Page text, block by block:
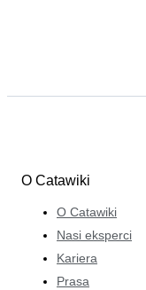
O Catawiki
O Catawiki
Nasi eksperci
Kariera
Prasa